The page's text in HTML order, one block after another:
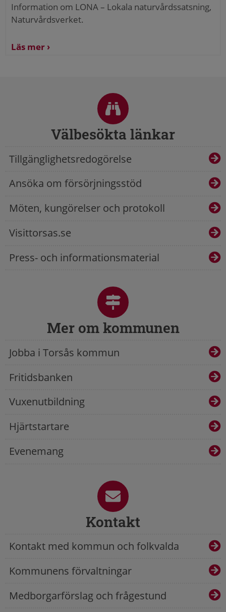
Information om LONA – Lokala naturvårdssatsning,
Naturvårdsverket.
Läs mer
Välbesökta länkar
Tillgänglighetsredogörelse
Ansöka om försörjningsstöd
Möten, kungörelser och protokoll
Visittorsas.se
Press- och informationsmaterial
Mer om kommunen
Jobba i Torsås kommun
Fritidsbanken
Vuxenutbildning
Hjärtstartare
Evenemang
Kontakt
Kontakt med kommun och folkvalda
Kommunens förvaltningar
Medborgarförslag och frågestund